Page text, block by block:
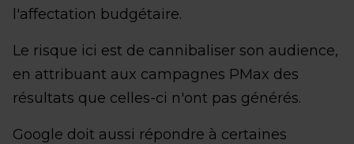
l'affectation budgétaire.
Le risque ici est de cannibaliser son audience,
en attribuant aux campagnes PMax des
résultats que celles-ci n'ont pas générés.
Google doit aussi répondre à certaines